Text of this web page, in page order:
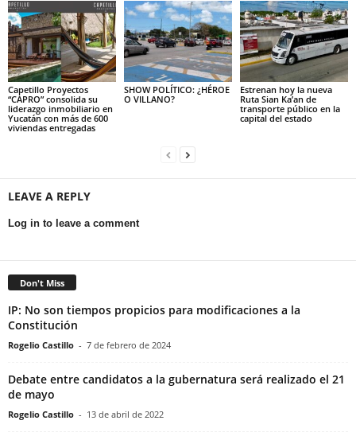
Capetillo Proyectos
“CAPRO” consolida su
liderazgo inmobiliario en
Yucatán con más de 600
viviendas entregadas
SHOW POLÍTICO: ¿HÉROE
O VILLANO?
Estrenan hoy la nueva
Ruta Sian Ka’an de
transporte público en la
capital del estado
LEAVE A REPLY
Log in to leave a comment
Don't Miss
IP: No son tiempos propicios para modificaciones a la
Constitución
Rogelio Castillo - 7 de febrero de 2024
Debate entre candidatos a la gubernatura será realizado el 21
de mayo
Rogelio Castillo - 13 de abril de 2022